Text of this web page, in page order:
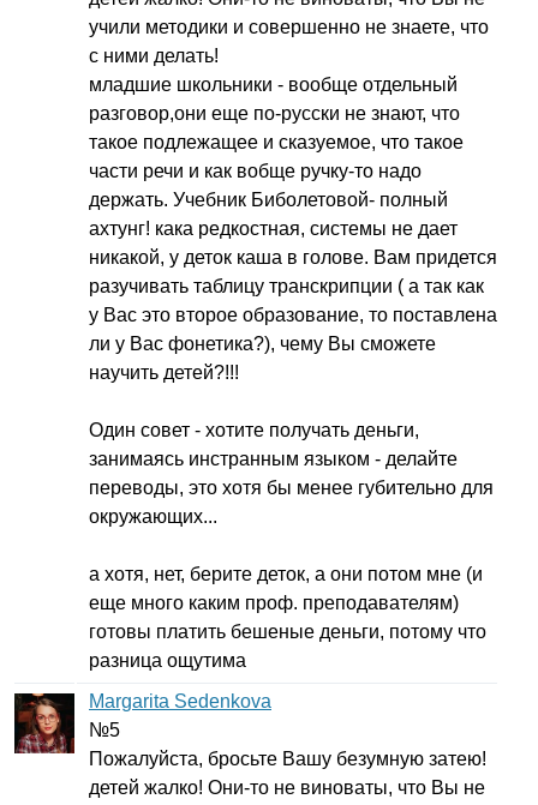
учили методики и совершенно не знаете, что
с ними делать!
младшие школьники - вообще отдельный
разговор,они еще по-русски не знают, что
такое подлежащее и сказуемое, что такое
части речи и как вобще ручку-то надо
держать. Учебник Биболетовой- полный
ахтунг! кака редкостная, системы не дает
никакой, у деток каша в голове. Вам придется
разучивать таблицу транскрипции ( а так как
у Вас это второе образование, то поставлена
ли у Вас фонетика?), чему Вы сможете
научить детей?!!!
Один совет - хотите получать деньги,
занимаясь инстранным языком - делайте
переводы, это хотя бы менее губительно для
окружающих...
а хотя, нет, берите деток, а они потом мне (и
еще много каким проф. преподавателям)
готовы платить бешеные деньги, потому что
разница ощутима
Margarita Sedenkova
№5
Пожалуйста, бросьте Вашу безумную затею!
детей жалко! Они-то не виноваты, что Вы не